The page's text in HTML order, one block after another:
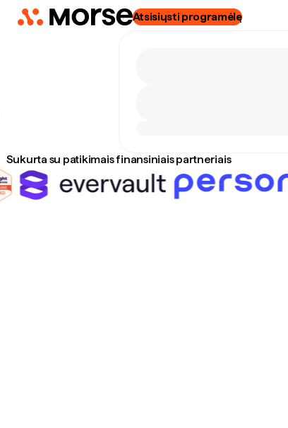
Atsisiųsti programėlę
Sukurta su patikimais finansiniais partneriais